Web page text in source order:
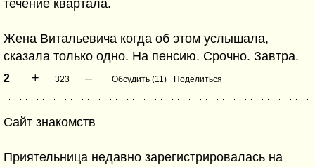
течение квартала.
Жена Витальевича когда об этом услышала,
сказала только одно. На пенсию. Срочно. Завтра.
2 + 323 – Обсудить (11) Поделиться
Сайт знакомств
Приятельница недавно зарегистрировалась на